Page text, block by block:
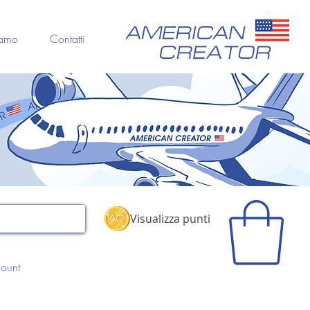
Contatti
Visualizza punti